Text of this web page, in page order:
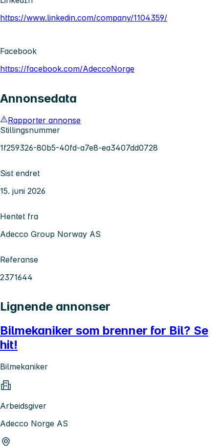
https://www.linkedin.com/company/1104359/
Facebook
https://facebook.com/AdeccoNorge
Annonsedata
Rapporter annonse
Stillingsnummer
1f259326-80b5-40fd-a7e8-ea3407dd0728
Sist endret
15. juni 2026
Hentet fra
Adecco Group Norway AS
Referanse
2371644
Lignende annonser
Bilmekaniker som brenner for Bil? Se
hit!
Bilmekaniker
Arbeidsgiver
Adecco Norge AS